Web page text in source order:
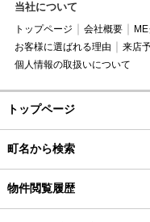
当社について
トップページ 会社概要
お客様に選ばれる理由
来店
個人情報の取扱いについて
トップページ
町名から検索
物件閲覧履歴